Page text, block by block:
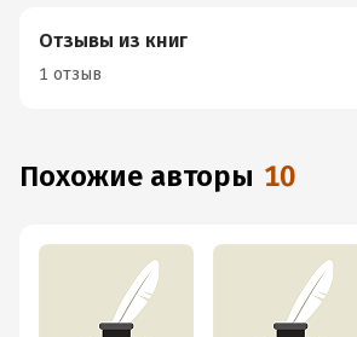
Отзывы из книг
1 отзыв
Похожие авторы 10